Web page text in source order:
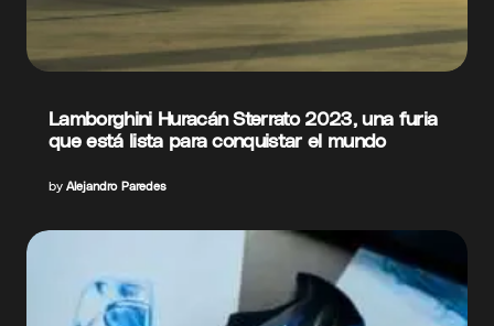
Lamborghini Huracán Sterrato 2023, una furia
que está lista para conquistar el mundo
by Alejandro Paredes